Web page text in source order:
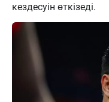
кездесуін өткізеді.